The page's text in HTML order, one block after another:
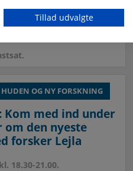
Tillad udvalgte
med på Verdens
OG NY FORSKNING
Kom med ind under
om den nyeste
forsker Lejla
18.30-21.00.